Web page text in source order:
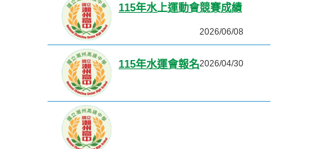
115年水上運動會競賽成績
2026/06/08
115年水運會報名2026/04/30